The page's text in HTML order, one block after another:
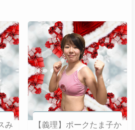
み
【義理】ポークたま子か